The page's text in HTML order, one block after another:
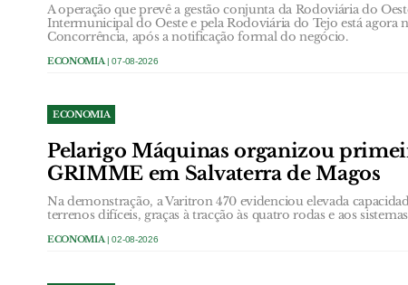
A operação que prevê a gestão conjunta da Rodoviária do
Intermunicipal do Oeste e pela Rodoviária do Tejo está agora
Concorrência, após a notificação formal do negócio.
ECONOMIA | 07-08-2026
ECONOMIA
Pelarigo Máquinas organizou
GRIMME em Salvaterra de Magos
Na demonstração, a Varitron 470 evidenciou elevada
terrenos difíceis, graças à tracção às quatro rodas e aos
ECONOMIA | 02-08-2026